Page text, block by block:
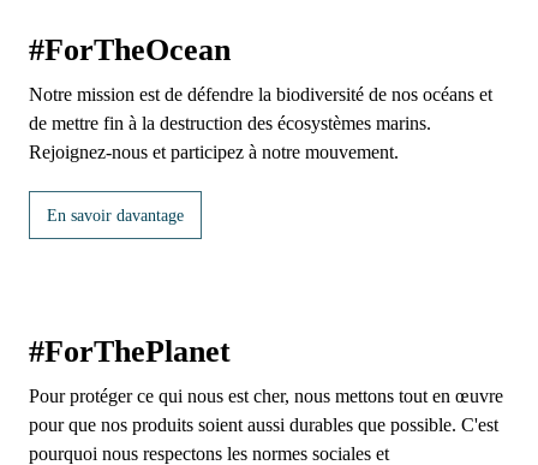
#ForTheOcean
Notre mission est de défendre la biodiversité de nos océans et
de mettre fin à la destruction des écosystèmes marins.
Rejoignez-nous et participez à notre mouvement.
En savoir davantage
#ForThePlanet
Pour protéger ce qui nous est cher, nous mettons tout en œuvre
pour que nos produits soient aussi durables que possible. C'est
pourquoi nous respectons les normes sociales et